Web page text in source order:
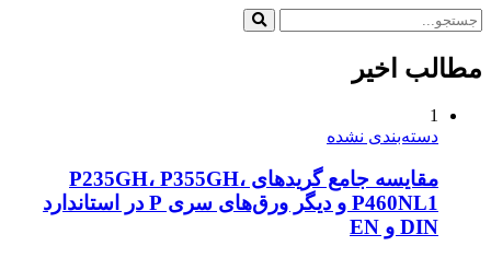
مطالب اخیر
1
دسته‌بندی نشده
مقایسه جامع گریدهای P235GH، P355GH،
P460NL1 و دیگر ورق‌های سری P در استاندارد
DIN و EN